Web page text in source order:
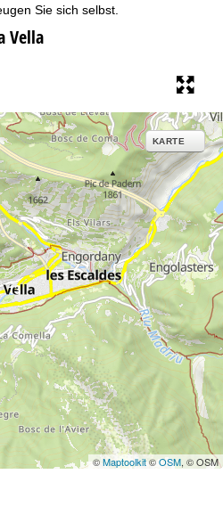
Sie sich selbst.
Vella
13
KARTE
©Maptoolkit©OSM, © OSM